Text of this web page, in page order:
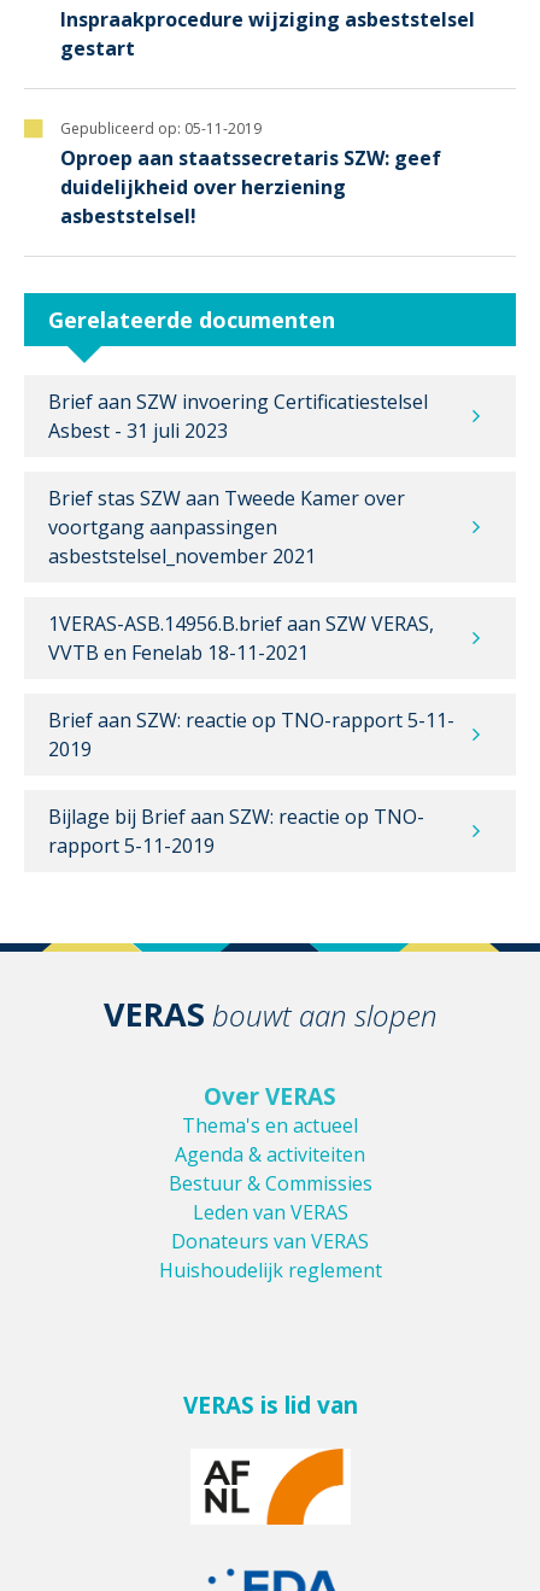
Inspraakprocedure wijziging asbeststelsel
gestart
Gepubliceerd op: 05-11-2019
Oproep aan staatssecretaris SZW: geef
duidelijkheid over herziening
asbeststelsel!
Gerelateerde documenten
Brief aan SZW invoering Certificatiestelsel
Asbest - 31 juli 2023
Brief stas SZW aan Tweede Kamer over
voortgang aanpassingen
asbeststelsel_november 2021
1VERAS-ASB.14956.B.brief aan SZW VERAS,
VVTB en Fenelab 18-11-2021
Brief aan SZW: reactie op TNO-rapport 5-11-
2019
Bijlage bij Brief aan SZW: reactie op TNO-
rapport 5-11-2019
VERAS bouwt aan slopen
Over VERAS
Thema's en actueel
Agenda & activiteiten
Bestuur & Commissies
Leden van VERAS
Donateurs van VERAS
Huishoudelijk reglement
VERAS is lid van